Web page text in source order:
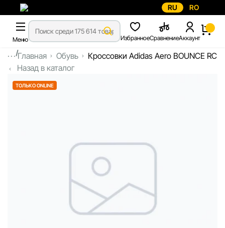
RU RO
Меню ИзбранноеСравнениеАккаунт
...Главная Обувь
Кроссовки Adidas Aero BOUNCE RC
Назад в каталог
ТОЛЬКО ONLINE